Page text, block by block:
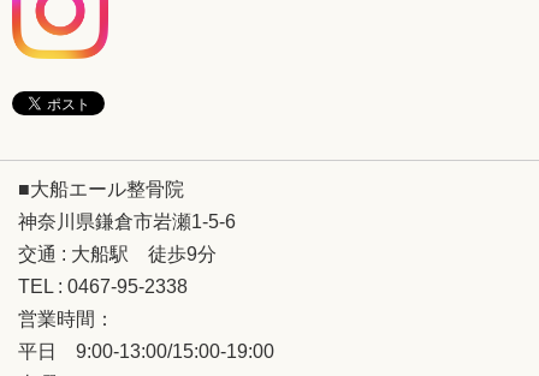
■大船エール整骨院
神奈川県鎌倉市岩瀬1-5-6
交通 : 大船駅 徒歩9分
TEL : 0467-95-2338
営業時間：
平日 9:00-13:00/15:00-19:00